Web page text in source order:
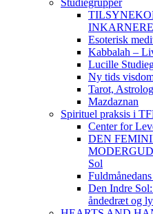
Studiegrupper
Esoterisk
Kabbalah –
Lucille
Ny tids
Tarot,
Mazdaznan
Spirituel praksis i
Center for
DEN
Sol
Den Indre
åndedræt og